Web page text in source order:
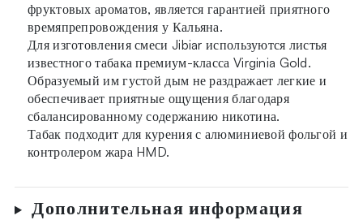
фруктовых ароматов, является гарантией приятного
времяпрепровождения у Кальяна.
Для изготовления смеси Jibiar используются листья
известного табака премиум-класса Virginia Gold.
Образуемый им густой дым не раздражает легкие и
обеспечивает приятные ощущения благодаря
сбалансированному содержанию никотина.
Табак подходит для курения с алюминиевой фольгой и
контролером жара HMD.
Дополнительная информация